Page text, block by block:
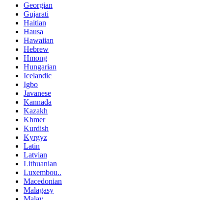
Georgian
Gujarati
Haitian
Hausa
Hawaiian
Hebrew
Hmong
Hungarian
Icelandic
Igbo
Javanese
Kannada
Kazakh
Khmer
Kurdish
Kyrgyz
Latin
Latvian
Lithuanian
Luxembou..
Macedonian
Malagasy